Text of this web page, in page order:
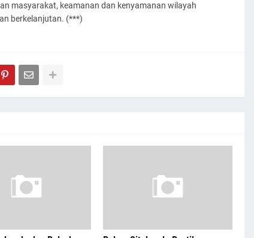
masyarakat, keamanan dan kenyamanan wilayah
berkelanjutan. (***)